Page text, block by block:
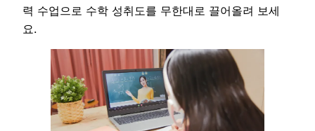
력 수업으로 수학 성취도를 무한대로 끌어올려 보세
요.